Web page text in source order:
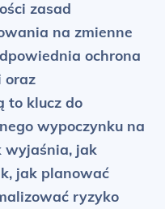
zasad
na zmienne
ochrona
oraz
to klucz do
wypoczynku na
wyjaśnia, jak
jak planować
ryzyko